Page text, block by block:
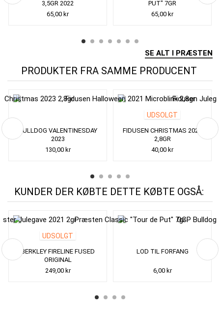
3,5GR 2022
65,00 kr
PUT" 7GR
65,00 kr
SE ALT I PRÆSTEN
PRODUKTER FRA SAMME PRODUCENT
BULLDOG VALENTINESDAY
2023
130,00 kr
UDSOLGT
FIDUSEN CHRISTMAS 2022
2,8GR
40,00 kr
KUNDER DER KØBTE DETTE KØBTE OGSÅ:
UDSOLGT
BERKLEY FIRELINE FUSED
ORIGINAL
249,00 kr
LOD TIL FORFANG
6,00 kr